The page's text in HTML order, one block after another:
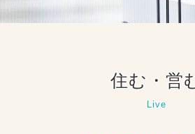
住む・営
Live